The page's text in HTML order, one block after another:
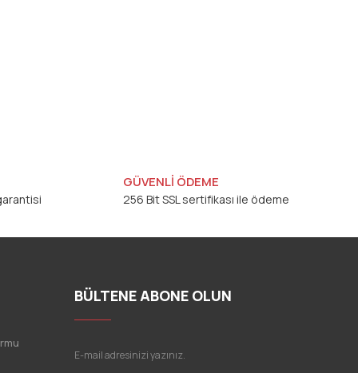
GÜVENLİ ÖDEME
256 Bit SSL sertifikası ile ödeme
BÜLTENE ABONE OLUN